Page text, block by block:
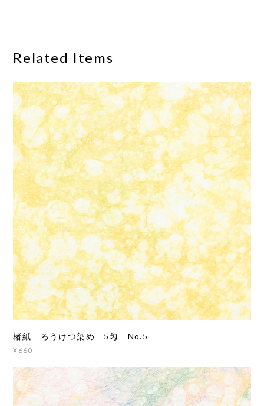
Related Items
楮紙 ろうけつ染め 5匁 No.5
¥660